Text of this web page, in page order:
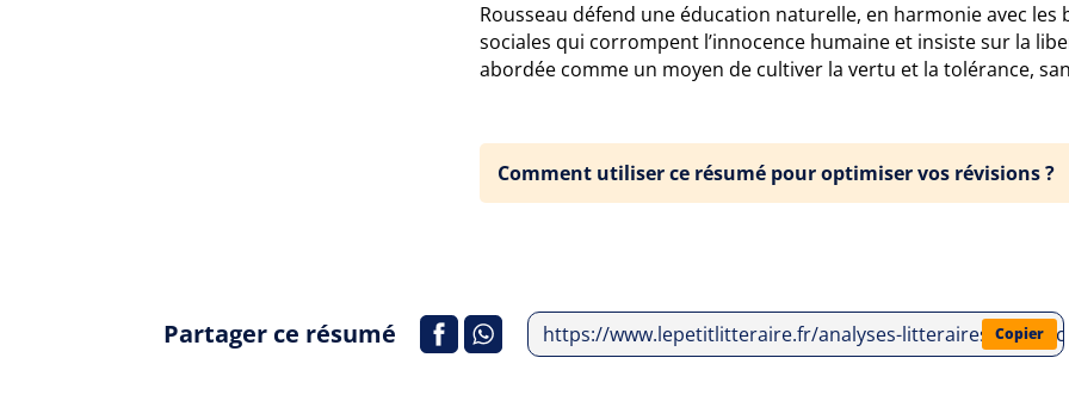
Rousseau défend une éducation naturelle, en harmonie avec
sociales qui corrompent l’innocence humaine et insiste sur la
abordée comme un moyen de cultiver la vertu et la tolérance,
Comment utiliser ce résumé pour optimiser vos révisions ?
Partager ce résumé https://www.lepetitlitteraire.fr/analyses-litteraires/jean-
Copier